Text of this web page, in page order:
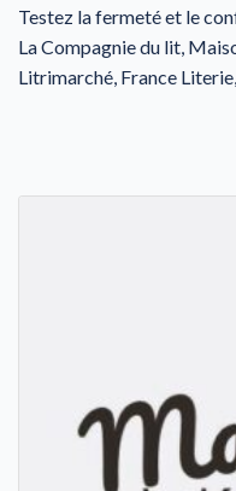
Testez la fermeté et le
La Compagnie du lit,
Litrimarché, France